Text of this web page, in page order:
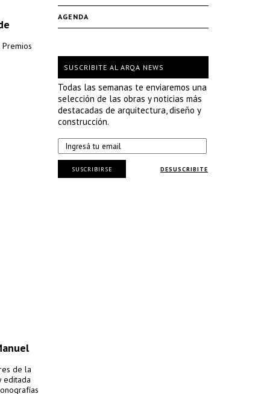
de la
editada
AGENDA
SUSCRIBITE AL ARQA NEWS
Todas las semanas te enviaremos una
selección de las obras y noticias más
destacadas de arquitectura, diseño y
construcción.
DESUSCRIBITE
SUSCRIBIRSE